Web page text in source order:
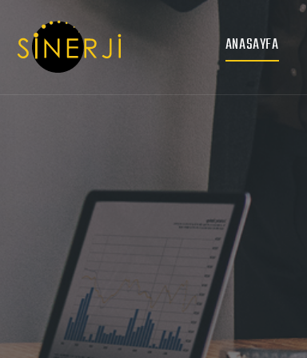
ANASAYFA